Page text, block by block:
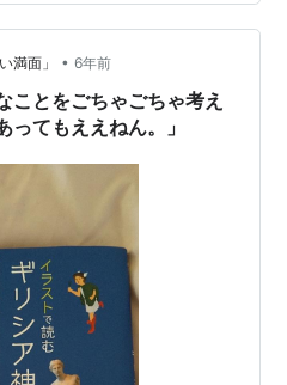
すのにな～。 昔から稽古場
そんなことを思い出したふ
た40代ではなかったし、思
いし(笑) まあ、そんなもん
…
満面」 • 6年前
ことをごちゃごちゃ考え
ってもええねん。」